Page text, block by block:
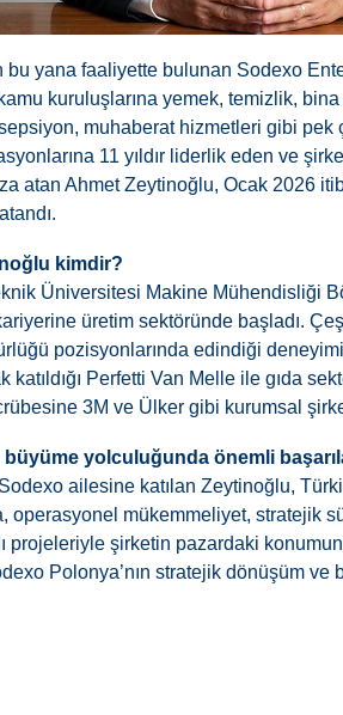
bu yana faaliyette bulunan Sodexo
kuruluşlarına yemek, temizlik,
muhaberat hizmetleri gibi pek
11 yıldır liderlik eden ve
atan Ahmet Zeytinoğlu, Ocak 2026
kimdir?
Üniversitesi Makine Mühendisliği
üretim sektöründe başladı.
pozisyonlarında edindiği
katıldığı Perfetti Van Melle ile gıda
3M ve Ülker gibi kurumsal
büyüme yolculuğunda önemli
Sodexo ailesine katılan Zeytinoğlu,
operasyonel mükemmeliyet, stratejik
projeleriyle şirketin pazardaki
Polonya’nın stratejik dönüşüm